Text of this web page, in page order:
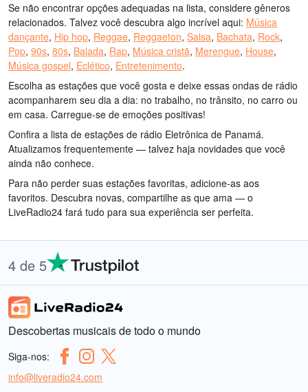
Se não encontrar opções adequadas na lista, considere gêneros
relacionados. Talvez você descubra algo incrível aqui: Música
dançante, Hip hop, Reggae, Reggaeton, Salsa, Bachata, Rock,
Pop, 90s, 80s, Balada, Rap, Música cristã, Merengue, House,
Música gospel, Eclético, Entretenimento.
Escolha as estações que você gosta e deixe essas ondas de rádio
acompanharem seu dia a dia: no trabalho, no trânsito, no carro ou
em casa. Carregue-se de emoções positivas!
Confira a lista de estações de rádio Eletrônica de Panamá.
Atualizamos frequentemente — talvez haja novidades que você
ainda não conhece.
Para não perder suas estações favoritas, adicione-as aos
favoritos. Descubra novas, compartilhe as que ama — o
LiveRadio24 fará tudo para sua experiência ser perfeita.
4 de 5
Descobertas musicais de todo o mundo
Siga-nos:
info@liveradio24.com